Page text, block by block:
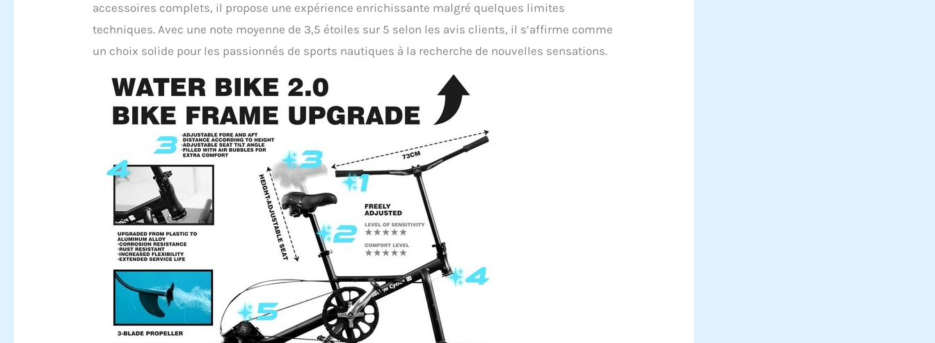
accessoires complets, il propose une expérience enrichissante malgré quelques limites
techniques. Avec une note moyenne de 3,5 étoiles sur 5 selon les avis clients, il s’affirme comme
un choix solide pour les passionnés de sports nautiques à la recherche de nouvelles sensations.